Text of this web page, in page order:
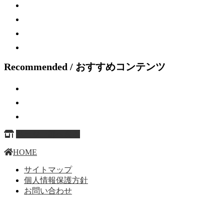
Recommended / おすすめコンテンツ
HOME
サイトマップ
個人情報保護方針
お問い合わせ